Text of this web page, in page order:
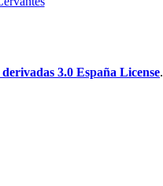
3.0 España License.